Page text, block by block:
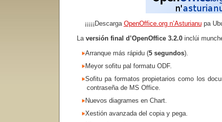
¡¡¡¡¡Descarga OpenOffice.org n’Asturianupa
La versión final d’OpenOffice 3.2.0 inclúi
Arranque más rápidu (5 segundos).
Meyor sofitu pal formatu ODF.
Sofitu pa formatos propietarios como los
contraseña de MS Office.
Nuevos diagrames en Chart.
Xestión avanzada del copia y pega.